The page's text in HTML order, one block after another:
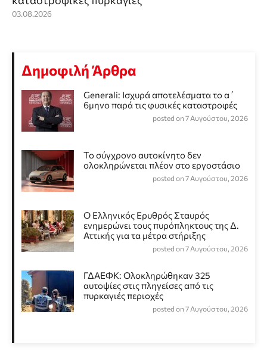
03.08.2026
Δημοφιλή Άρθρα
Generali: Ισχυρά αποτελέσματα το α΄
6μηνο παρά τις φυσικές καταστροφές
posted on 7 Αυγούστου, 2026
Το σύγχρονο αυτοκίνητο δεν
ολοκληρώνεται πλέον στο εργοστάσιο
posted on 7 Αυγούστου, 2026
Ο Ελληνικός Ερυθρός Σταυρός
ενημερώνει τους πυρόπληκτους της Δ.
Αττικής για τα μέτρα στήριξης
posted on 7 Αυγούστου, 2026
ΓΔΑΕΦΚ: Ολοκληρώθηκαν 325
αυτοψίες στις πληγείσες από τις
πυρκαγιές περιοχές
posted on 7 Αυγούστου, 2026